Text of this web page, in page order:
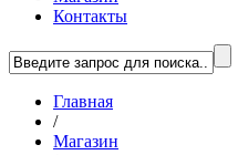
Контакты
Главная
/
Магазин